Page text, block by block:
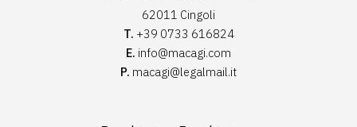
62011 Cingoli
T. +39 0733 616824
E. info@macagi.com
P. macagi@legalmail.it